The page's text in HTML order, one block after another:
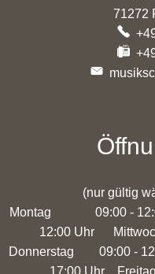
71272
(nur gültig
Montag 09:00 -
12:00 Uhr
Donnerstag